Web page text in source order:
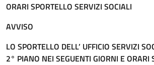
ORARI SPORTELLO SERVIZI SOCIALI
AVVISO
LO SPORTELLO DELL’ UFFICIO SERVIZI
2° PIANO NEI SEGUENTI GIORNI E ORARI